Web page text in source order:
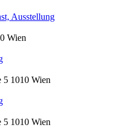
Ausstellung
Wien
5 1010 Wien
5 1010 Wien